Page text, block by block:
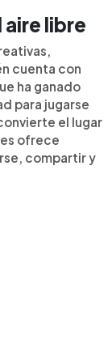
libre
cuenta con
ha ganado
para jugarse
el lugar
ofrece
compartir y